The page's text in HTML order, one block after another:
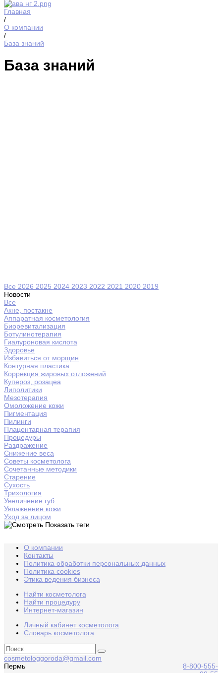
Главная
/
О компании
/
База знаний
База знаний
Все 2026 2025 2024 2023 2022 2021 2020 2019
Новости
Все
Акне, постакне
Аппаратная косметология
Биоревитализация
Ботулинотерапия
Гиалуроновая кислота
Здоровье
Избавиться от морщин
Контурная пластика
Коррекция жировых отложений
Купероз, розацеа
Липолитики
Мезотерапия
Омоложение кожи
Пигментация
Пилинги
Плацентарная терапия
Процедуры
Раздражение
Снижение веса
Советы косметолога
Сочетанные методики
Старение
Сухость
Трихология
Увеличение губ
Увлажнение кожи
Уход за лицом
Показать теги
О компании
Контакты
Политика обработки персональных данных
Политика cookies
Этика ведения бизнеса
Найти косметолога
Найти процедуру
Интернет-магазин
Личный кабинет косметолога
Словарь косметолога
cosmetologgoroda@gmail.com
Пермь
8-800-555-